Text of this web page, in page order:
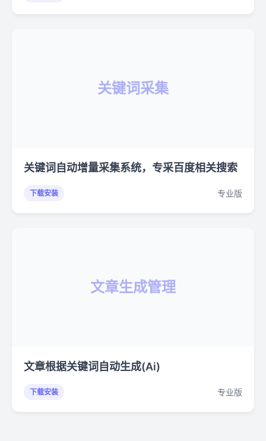
关键词采集
关键词自动增量采集系统，专采百度相关搜索
下载安装 专业版
文章生成管理
文章根据关键词自动生成(Ai)
下载安装 专业版